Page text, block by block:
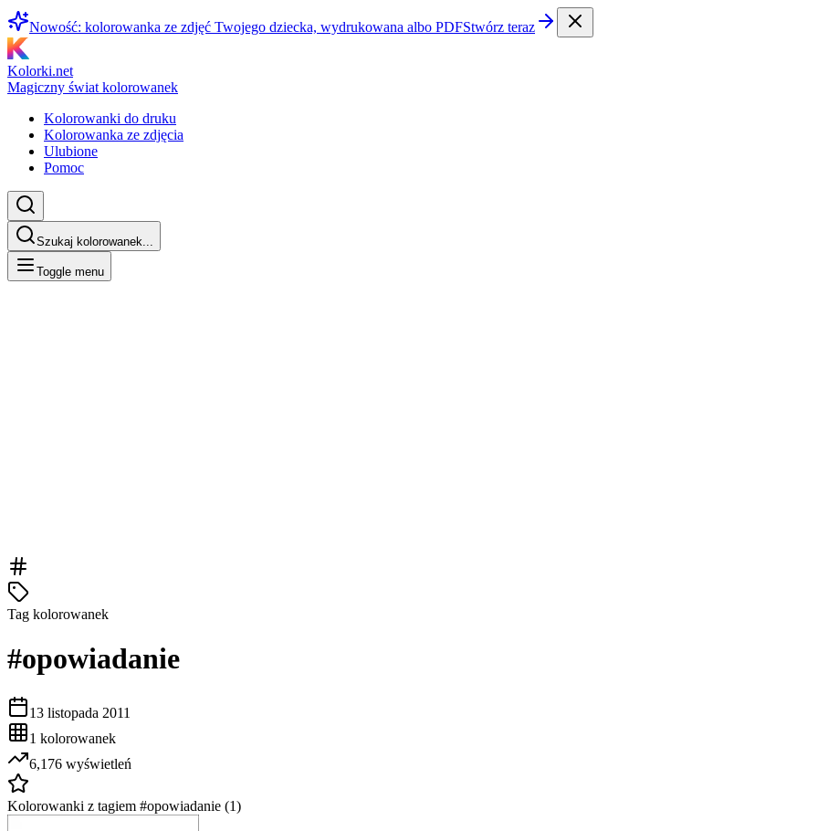
Nowość: kolorowanka ze zdjęć Twojego dziecka, wydrukowana albo PDFStwórz teraz
Kolorki.net
Magiczny świat kolorowanek
Kolorowanki do druku
Kolorowanka ze zdjęcia
Ulubione
Pomoc
Szukaj kolorowanek...
Toggle menu
Tag kolorowanek
#opowiadanie
13 listopada 2011
1 kolorowanek
6,176 wyświetleń
Kolorowanki z tagiem #opowiadanie (1)